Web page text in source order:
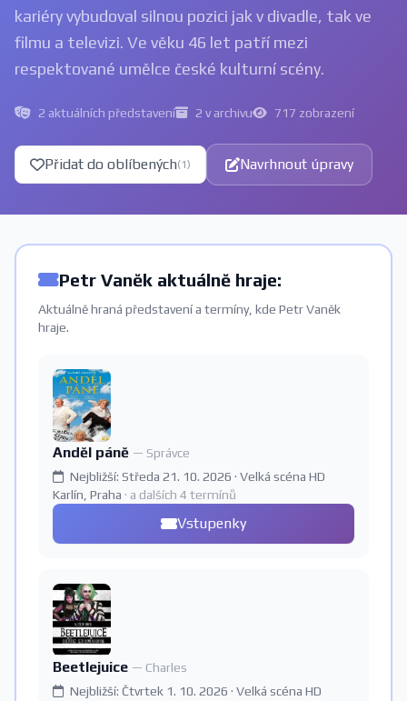
kariéry vybudoval silnou pozici jak v divadle, tak ve
filmu a televizi. Ve věku 46 let patří mezi
respektované umělce české kulturní scény.
2 aktuálních představení 2 v archivu 717 zobrazení
Přidat do oblíbených(1) Navrhnout úpravy
Petr Vaněk aktuálně hraje:
Aktuálně hraná představení a termíny, kde Petr Vaněk
hraje.
Anděl páně — Správce
Nejbližší: Středa 21. 10. 2026 · Velká scéna HD
Karlín, Praha · a dalších 4 termínů
Vstupenky
Beetlejuice — Charles
Nejbližší: Čtvrtek 1. 10. 2026 · Velká scéna HD